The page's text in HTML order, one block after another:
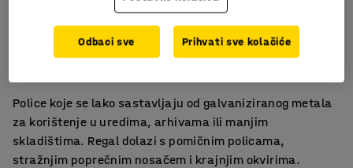
Za urede i skladišta
Podesiva jedinica s policama
Police koje se lako sastavljaju od galvaniziranog metala
za korištenje u uredima, arhivama ili manjim
skladištima. Regal dolazi s pomičnim policama,
stražnjim poprečnim nosačem i krajnjim okvirima.
Odbaci sve Prihvati sve kolačiće